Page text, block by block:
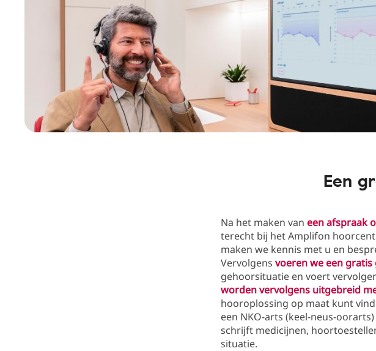
Een
Na het maken van een afspraak
terecht bij het Amplifon
maken we kennis met u en
Vervolgens voeren we een
gehoorsituatie en voert
worden vervolgens uitgebreid
hooroplossing op maat kunt
een NKO-arts (keel-neus-
schrijft medicijnen,
situatie.